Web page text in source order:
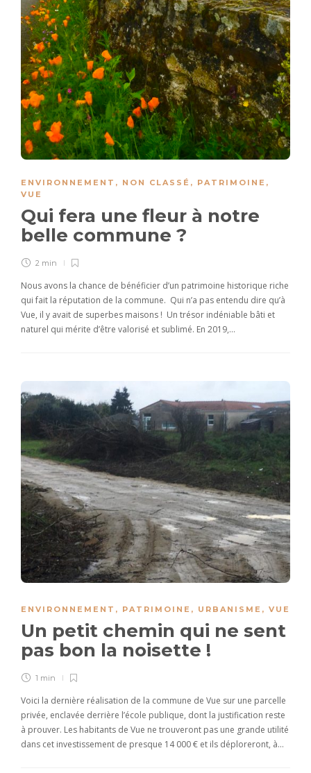
ENVIRONNEMENT , NON CLASSÉ , PATRIMOINE ,
VUE
Qui fera une fleur à notre
belle commune ?
2 min
Nous avons la chance de bénéficier d’un patrimoine historique riche
qui fait la réputation de la commune. Qui n’a pas entendu dire qu’à
Vue, il y avait de superbes maisons ! Un trésor indéniable bâti et
naturel qui mérite d’être valorisé et sublimé. En 2019,…
ENVIRONNEMENT , PATRIMOINE , URBANISME , VUE
Un petit chemin qui ne sent
pas bon la noisette !
1 min
Voici la dernière réalisation de la commune de Vue sur une parcelle
privée, enclavée derrière l’école publique, dont la justification reste
à prouver. Les habitants de Vue ne trouveront pas une grande utilité
dans cet investissement de presque 14 000 € et ils déploreront, à…